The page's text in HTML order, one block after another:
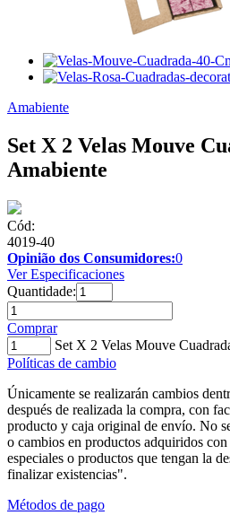
Amabiente
Set X 2 Velas Mouve
Amabiente
Cód:
4019-40
Opinião dos Consumidores:0
Ver Especificaciones
Quantidade:
Comprar
Set X 2 Velas Mouve
Políticas de cambio
Únicamente se realizarán cambios
después de realizada la compra, con
producto y caja original de envío. No
o cambios en productos adquiridos con
especiales o productos que tengan la
finalizar existencias".
Métodos de pago